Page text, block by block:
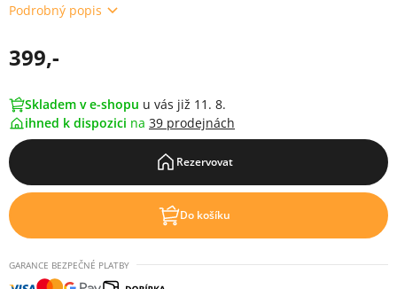
Podrobný popis
399,-
Skladem v e-shopu u vás již 11. 8.
ihned k dispozici na 39 prodejnách
Rezervovat
Do košíku
GARANCE BEZPEČNÉ PLATBY